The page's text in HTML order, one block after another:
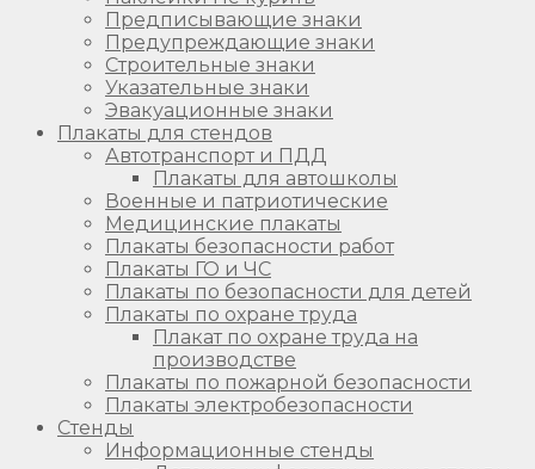
Предписывающие знаки
Предупреждающие знаки
Строительные знаки
Указательные знаки
Эвакуационные знаки
Плакаты для стендов
Автотранспорт и ПДД
Плакаты для автошколы
Военные и патриотические
Медицинские плакаты
Плакаты безопасности работ
Плакаты ГО и ЧС
Плакаты по безопасности для детей
Плакаты по охране труда
Плакат по охране труда на
производстве
Плакаты по пожарной безопасности
Плакаты электробезопасности
Стенды
Информационные стенды